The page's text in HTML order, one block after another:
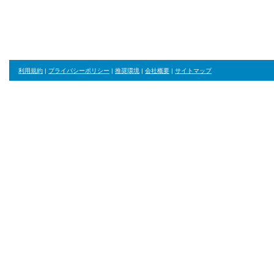
利用規約 | プライバシーポリシー | 推奨環境 | 会社概要 | サイトマップ